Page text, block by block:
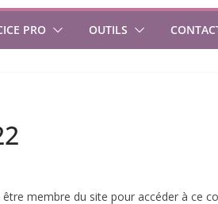
PRO OUTILS
membre du site pour accéder à ce